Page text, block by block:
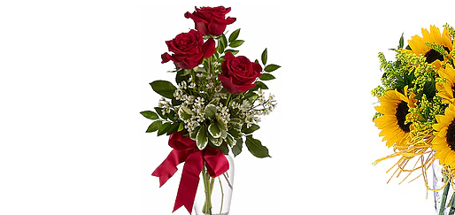
Bouquet di fiori